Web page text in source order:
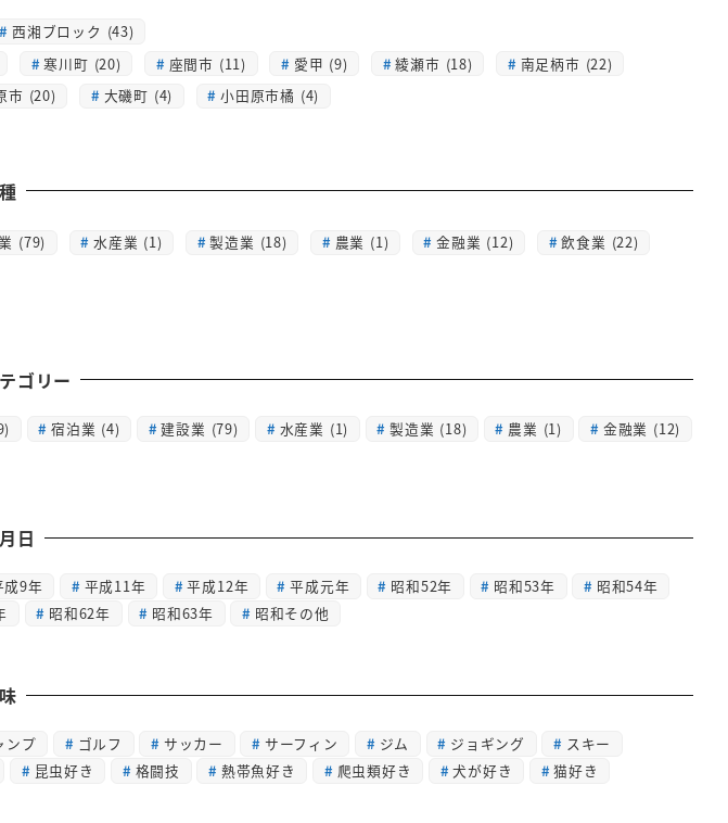
西湘ブロック (43)
寒川町 (20) 座間市 (11) 愛甲 (9) 綾瀬市 (18)
南足柄市 (22)
市 (20) 大磯町 (4)
小田原市橘 (4)
(79) 水産業 (1) 製造業 (18) 農業 (1) 金融業 (12)
飲食業 (22)
ゴリー
宿泊業 (4) 建設業 (79) 水産業 (1) 製造業 (18) 農業 (1) 金融業 (12)
日
成9年 平成11年 平成12年 平成元年 昭和52年 昭和53年
昭和54年
昭和62年 昭和63年 昭和その他
ンプ ゴルフ サッカー サーフィン ジム ジョギング
スキー
昆虫好き 格闘技 熱帯魚好き 爬虫類好き 犬が好き
猫好き